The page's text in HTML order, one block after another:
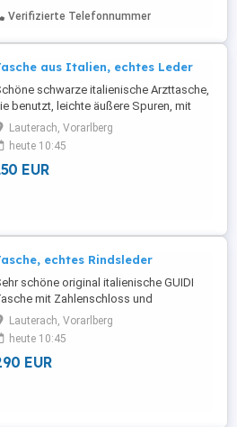
Verifizierte Telefonnummer
aus Italien, echtes Leder
schwarze italienische Arzttasche,
benutzt, leichte äußere Spuren, mit
zu verkaufen.
Lauterach, Vorarlberg
heute 10:45
EUR
echtes Rindsleder
schöne original italienische GUIDI
mit Zahlenschloss und
zu verkaufen. Ideal als
Lauterach, Vorarlberg
heute 10:45
EUR